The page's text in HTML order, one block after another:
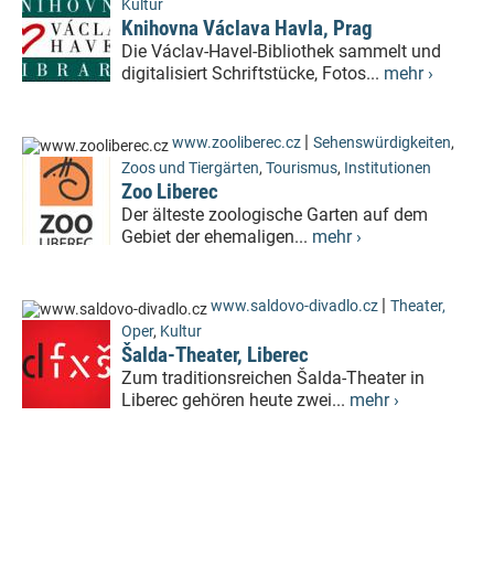
Kultur
Knihovna Václava Havla, Prag
Die Václav-Havel-Bibliothek sammelt und
digitalisiert Schriftstücke, Fotos... mehr ›
www.zooliberec.cz Sehenswürdigkeiten,
Zoos und Tiergärten, Tourismus, Institutionen
Zoo Liberec
Der älteste zoologische Garten auf dem
Gebiet der ehemaligen... mehr ›
www.saldovo-divadlo.cz
Theater,
Oper, Kultur
Šalda-Theater, Liberec
Zum traditionsreichen Šalda-Theater in
Liberec gehören heute zwei... mehr ›